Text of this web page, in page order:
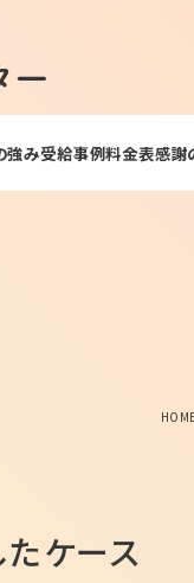
強み受給事例料金表感謝
ケース